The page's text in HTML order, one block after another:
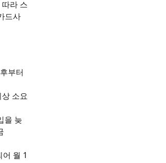
라 스
드사
부터
소요
을 늦
월 1